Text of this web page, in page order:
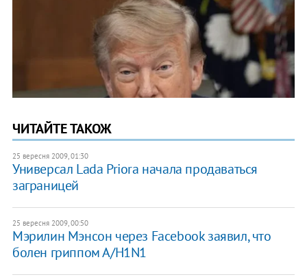
ЧИТАЙТЕ ТАКОЖ
25 вересня 2009, 01:30
Универсал Lada Priora начала продаваться
заграницей
25 вересня 2009, 00:50
Мэрилин Мэнсон через Facebook заявил, что
болен гриппом А/H1N1